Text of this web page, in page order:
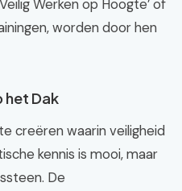
Werken op Hoogte’ of
worden door hen
het Dak
creëren waarin veiligheid
kennis is mooi, maar
De